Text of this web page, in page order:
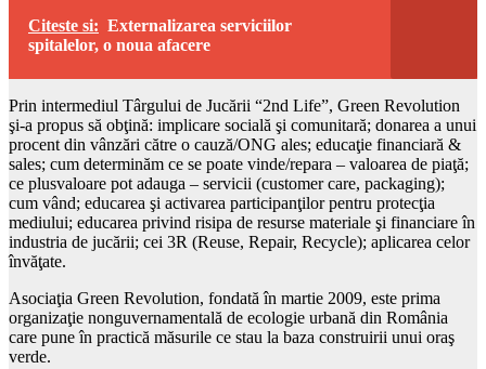
Citeste si: Externalizarea serviciilor
spitalelor, o noua afacere
Prin intermediul Târgului de Jucării “2nd Life”, Green Revolution
şi-a propus să obţină: implicare socială şi comunitară; donarea a unui
procent din vânzări către o cauză/ONG ales; educaţie financiară &
sales; cum determinăm ce se poate vinde/repara – valoarea de piaţă;
ce plusvaloare pot adauga – servicii (customer care, packaging);
cum vând; educarea şi activarea participanţilor pentru protecţia
mediului; educarea privind risipa de resurse materiale şi financiare în
industria de jucării; cei 3R (Reuse, Repair, Recycle); aplicarea celor
învăţate.
Asociaţia Green Revolution, fondată în martie 2009, este prima
organizaţie nonguvernamentală de ecologie urbană din România
care pune în practică măsurile ce stau la baza construirii unui oraş
verde.